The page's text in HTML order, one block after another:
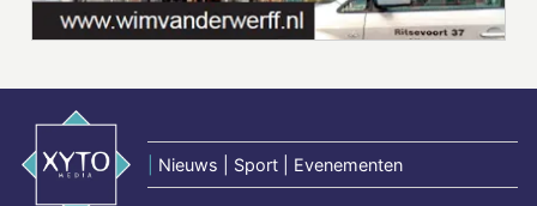
Nieuws | Sport | Evenementen